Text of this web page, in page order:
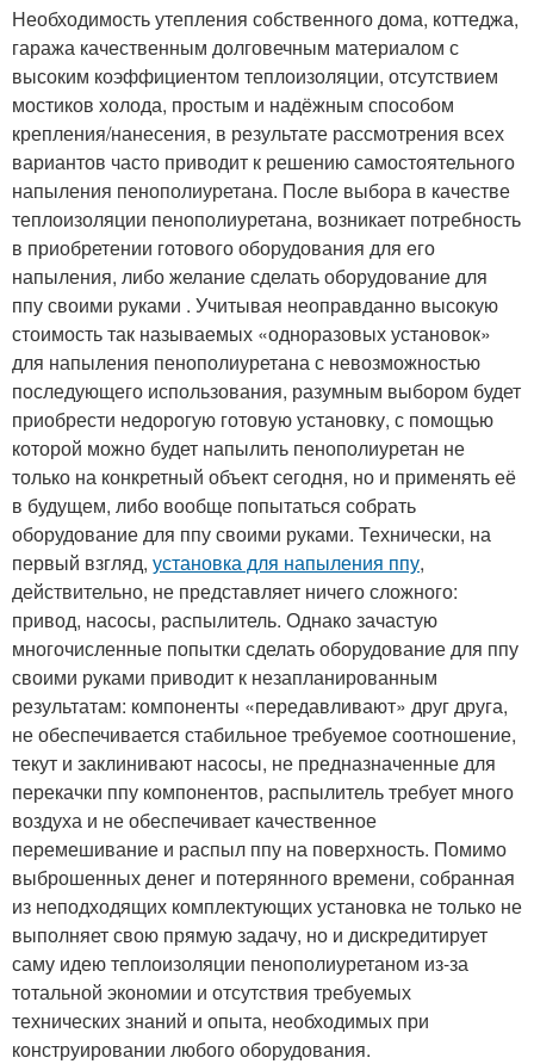
Необходимость утепления собственного дома, коттеджа,
гаража качественным долговечным материалом с
высоким коэффициентом теплоизоляции, отсутствием
мостиков холода, простым и надёжным способом
крепления/нанесения, в результате рассмотрения всех
вариантов часто приводит к решению самостоятельного
напыления пенополиуретана. После выбора в качестве
теплоизоляции пенополиуретана, возникает потребность
в приобретении готового оборудования для его
напыления, либо желание сделать оборудование для
ппу своими руками . Учитывая неоправданно высокую
стоимость так называемых «одноразовых установок»
для напыления пенополиуретана с невозможностью
последующего использования, разумным выбором будет
приобрести недорогую готовую установку, с помощью
которой можно будет напылить пенополиуретан не
только на конкретный объект сегодня, но и применять её
в будущем, либо вообще попытаться собрать
оборудование для ппу своими руками. Технически, на
первый взгляд, установка для напыления ппу,
действительно, не представляет ничего сложного:
привод, насосы, распылитель. Однако зачастую
многочисленные попытки сделать оборудование для ппу
своими руками приводит к незапланированным
результатам: компоненты «передавливают» друг друга,
не обеспечивается стабильное требуемое соотношение,
текут и заклинивают насосы, не предназначенные для
перекачки ппу компонентов, распылитель требует много
воздуха и не обеспечивает качественное
перемешивание и распыл ппу на поверхность. Помимо
выброшенных денег и потерянного времени, собранная
из неподходящих комплектующих установка не только не
выполняет свою прямую задачу, но и дискредитирует
саму идею теплоизоляции пенополиуретаном из-за
тотальной экономии и отсутствия требуемых
технических знаний и опыта, необходимых при
конструировании любого оборудования.